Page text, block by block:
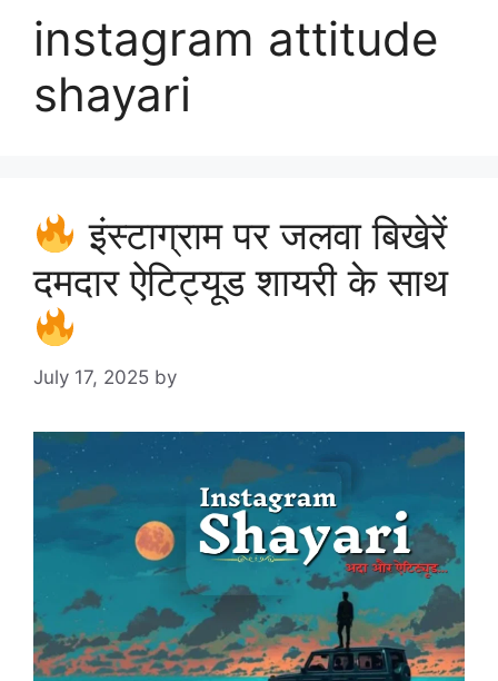
instagram attitude
shayari
इंस्टाग्राम पर जलवा बिखेरें
दमदार ऐटिट्यूड शायरी के साथ
July 17, 2025 by